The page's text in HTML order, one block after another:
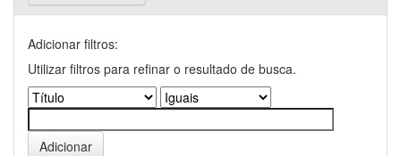
Adicionar filtros:
Utilizar filtros para refinar o resultado de busca.